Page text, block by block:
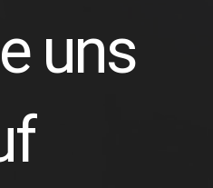
uns